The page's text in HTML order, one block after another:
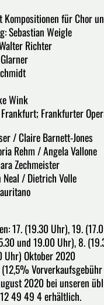
für Chor
Sebastian Weigle
Richter
Wink
Frankfurter
/ Claire Barnett-Jones
Rehm / Angela Vallone
Zechmeister
Neal / Dietrich Volle
17. (19.30 Uhr), 19.
und 19.00 Uhr), 8.
Uhr) Oktober 2020
2020 bei unseren
49 49 4 erhältlich.